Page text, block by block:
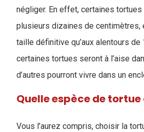
négliger. En effet, certaines
plusieurs dizaines de centimètres,
taille définitive qu’aux alentours de
certaines tortues seront à l’aise
d’autres pourront vivre dans un
Quelle espèce de
Vous l’aurez compris, choisir la